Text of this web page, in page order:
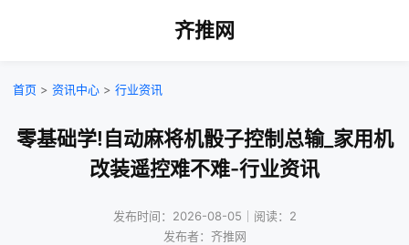
齐推网
首页 > 资讯中心 > 行业资讯
零基础学!自动麻将机骰子控制总输_家用机
改装遥控难不难-行业资讯
发布时间：2026-08-05｜阅读：2
发布者：齐推网